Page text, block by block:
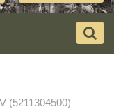
(5211304500)